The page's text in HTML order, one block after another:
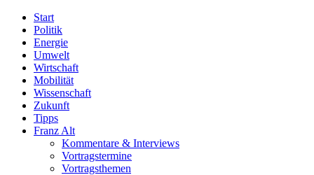
Start
Politik
Energie
Umwelt
Wirtschaft
Mobilität
Wissenschaft
Zukunft
Tipps
Franz Alt
Kommentare & Interviews
Vortragstermine
Vortragsthemen